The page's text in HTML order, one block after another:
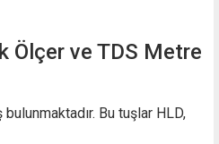
Ölçer ve TDS Metre
Bu tuşlar HLD,